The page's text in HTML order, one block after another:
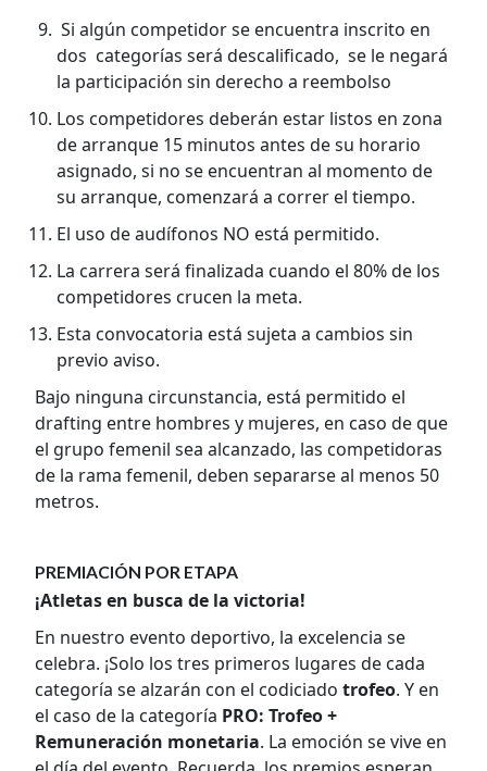
Si algún competidor se encuentra inscrito en
dos categorías será descalificado, se le negará
la participación sin derecho a reembolso
Los competidores deberán estar listos en zona
de arranque 15 minutos antes de su horario
asignado, si no se encuentran al momento de
su arranque, comenzará a correr el tiempo.
El uso de audífonos NO está permitido.
La carrera será finalizada cuando el 80% de los
competidores crucen la meta.
Esta convocatoria está sujeta a cambios sin
previo aviso.
Bajo ninguna circunstancia, está permitido el
drafting entre hombres y mujeres, en caso de que
el grupo femenil sea alcanzado, las competidoras
de la rama femenil, deben separarse al menos 50
metros.
PREMIACIÓN POR ETAPA
¡Atletas en busca de la victoria!
En nuestro evento deportivo, la excelencia se
celebra. ¡Solo los tres primeros lugares de cada
categoría se alzarán con el codiciado trofeo. Y en
el caso de la categoría PRO: Trofeo +
Remuneración monetaria. La emoción se vive en